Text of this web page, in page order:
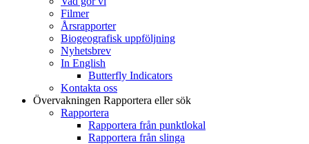
Filmer
Årsrapporter
Biogeografisk uppföljning
Nyhetsbrev
In English
Butterfly Indicators
Kontakta oss
Övervakningen Rapportera eller sök
Rapportera
Rapportera från punktlokal
Rapportera från slinga